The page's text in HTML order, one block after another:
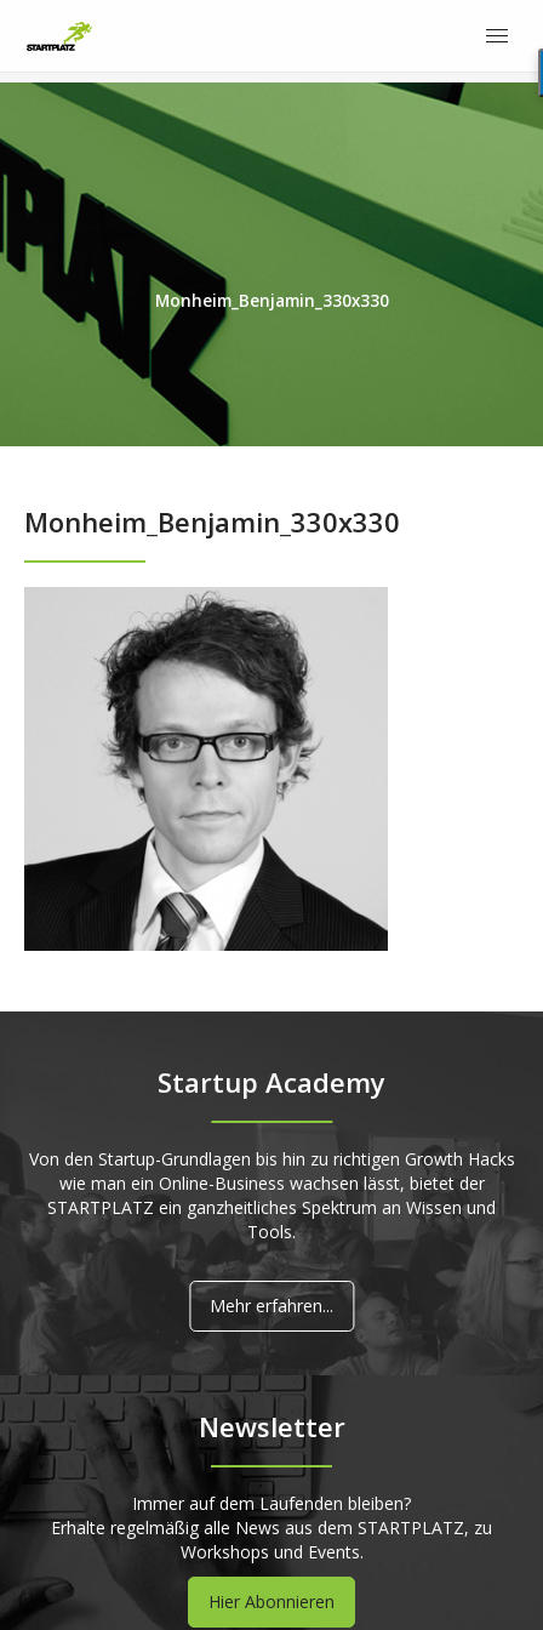
Monheim_Benjamin_330x330
Monheim_Benjamin_330x330
Startup Academy
Von den Startup-Grundlagen bis hin zu richtigen Growth Hacks
wie man ein Online-Business wachsen lässt, bietet der
STARTPLATZ ein ganzheitliches Spektrum an Wissen und
Tools.
Mehr erfahren...
Newsletter
Immer auf dem Laufenden bleiben?
Erhalte regelmäßig alle News aus dem STARTPLATZ, zu
Workshops und Events.
Hier Abonnieren